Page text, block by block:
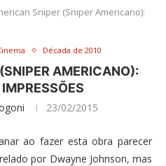
Sniper (Sniper Americano):
Década de 2010
AMERICANO):
23/02/2015
ao fazer esta obra parecer
por Dwayne Johnson, mas